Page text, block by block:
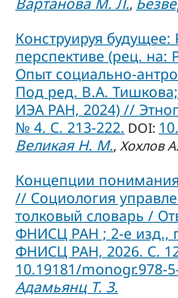
,
Конструируя
перспективе (рец. на:
Опыт социально-
Под ред. В.А.
ИЭА РАН, 2024) //
№ 4. С. 213-222. DOI:
Великая Н. М., Хохлов
Концепции
// Социология
толковый словарь /
ФНИСЦ РАН ; 2-е изд.,
ФНИСЦ РАН, 2026. С.
10.19181/monogr.978-
Адамьянц Т. З.